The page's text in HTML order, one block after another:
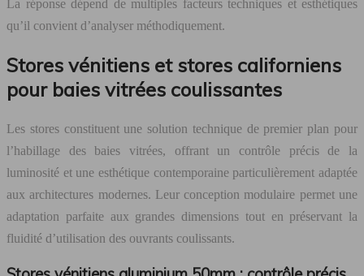
La réponse dépend de multiples facteurs techniques et esthétiques
qu’il convient d’analyser méthodiquement.
Stores vénitiens et stores californiens
pour baies vitrées coulissantes
Les stores constituent une solution technique de premier plan pour
l’habillage des baies vitrées, offrant un contrôle précis de la
luminosité et une esthétique contemporaine particulièrement adaptée
aux architectures modernes. Leur conception modulaire permet une
adaptation parfaite aux grandes dimensions tout en préservant la
fluidité d’utilisation des ouvrants coulissants.